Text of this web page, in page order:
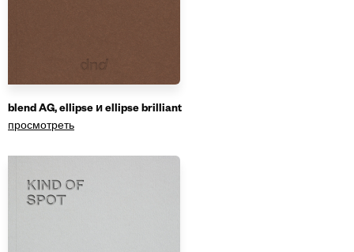
blend AG, ellipse и ellipse brilliant
просмотреть